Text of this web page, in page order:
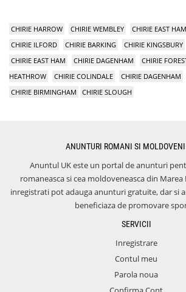
CHIRIE HARROW CHIRIE WEMBLEY CHIRIE EAST HAM
CHIRIE ILFORD
CHIRIE BARKING CHIRIE KINGSBURY
CHIRIE EAST HAM
CHIRIE DAGENHAM CHIRIE
HEATHROW
CHIRIE COLINDALE CHIRIE DAGENHAM
CHIRIE BIRMINGHAM
CHIRIE SLOUGH
ANUNTURI ROMANI SI
Anuntul UK este un portal de anunturi
romaneasca si cea moldoveneasca din
inregistrati pot adauga anunturi gratuite, dar si
beneficiaza de promovare
SERVICII
Inregistrare
Contul meu
Parola noua